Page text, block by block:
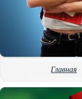
Главная